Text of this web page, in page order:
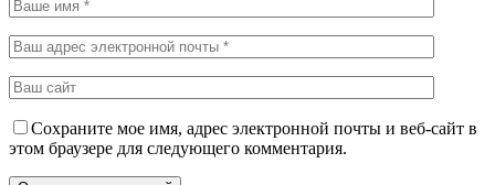
Сохраните мое имя, адрес электронной почты и веб-сайт в
этом браузере для следующего комментария.